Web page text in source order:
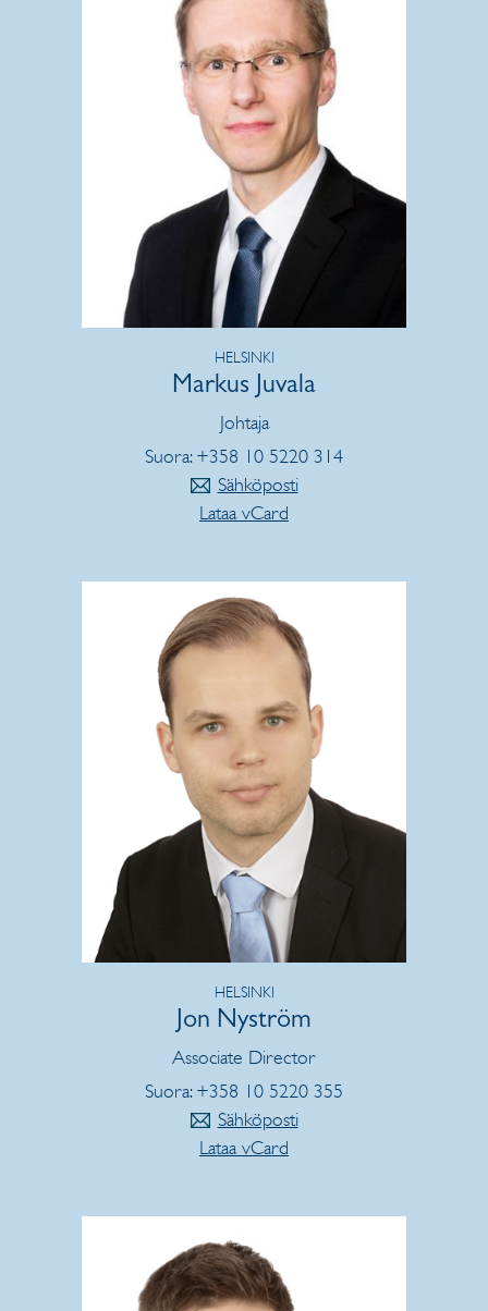
HELSINKI
Markus Juvala
Johtaja
Suora: +358 10 5220 314
Sähköposti
Lataa vCard
HELSINKI
Jon Nyström
Associate Director
Suora: +358 10 5220 355
Sähköposti
Lataa vCard